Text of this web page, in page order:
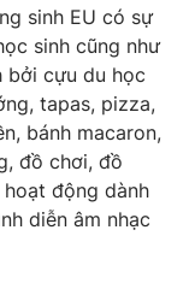
Việt
bằng AI
sinh EU có sự
sinh cũng như
bởi cựu du học
tapas, pizza,
bánh macaron,
đồ chơi, đồ
động dành
diễn âm nhạc